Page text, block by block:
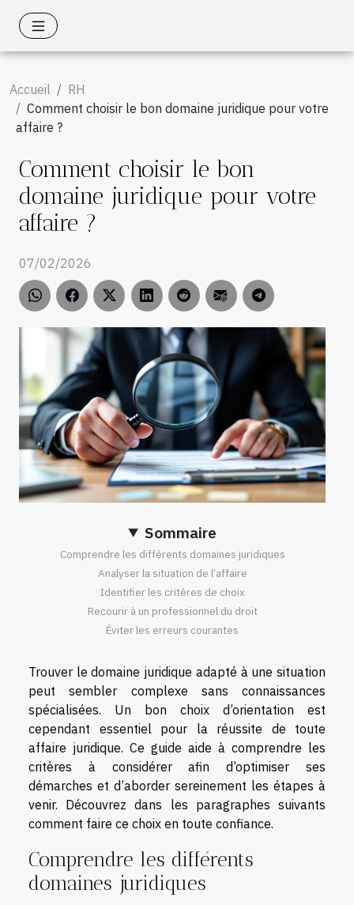
Accueil
RH
Comment choisir le bon domaine juridique pour votre
affaire ?
Comment choisir le bon
domaine juridique pour votre
affaire ?
07/02/2026
Sommaire
Comprendre les différents domaines juridiques
Analyser la situation de l’affaire
Identifier les critères de choix
Recourir à un professionnel du droit
Éviter les erreurs courantes
Trouver le domaine juridique adapté à une situation
peut sembler complexe sans connaissances
spécialisées. Un bon choix d’orientation est
cependant essentiel pour la réussite de toute
affaire juridique. Ce guide aide à comprendre les
critères à considérer afin d’optimiser ses
démarches et d’aborder sereinement les étapes à
venir. Découvrez dans les paragraphes suivants
comment faire ce choix en toute confiance.
Comprendre les différents
domaines juridiques